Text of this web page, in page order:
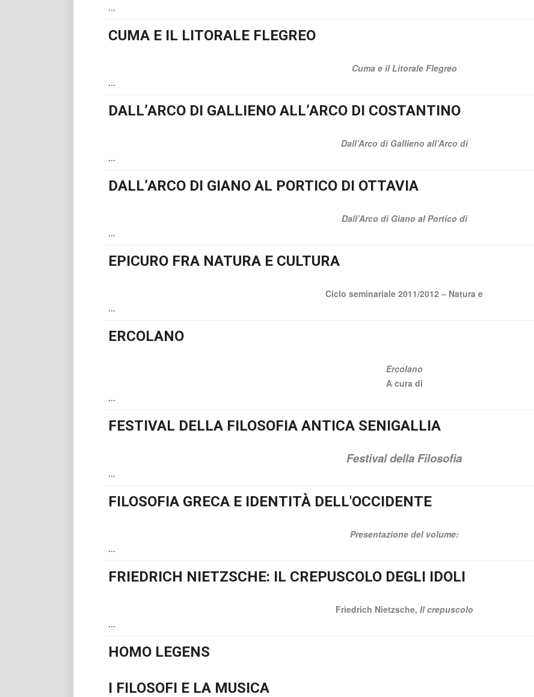
...
CUMA E IL LITORALE FLEGREO
Cuma e il Litorale Flegreo
...
DALL’ARCO DI GALLIENO ALL’ARCO DI COSTANTINO
Dall’Arco di Gallieno all’Arco di
...
DALL’ARCO DI GIANO AL PORTICO DI OTTAVIA
Dall’Arco di Giano al Portico di
...
EPICURO FRA NATURA E CULTURA
Ciclo seminariale 2011/2012 – Natura e
...
ERCOLANO
Ercolano
A cura di
...
FESTIVAL DELLA FILOSOFIA ANTICA SENIGALLIA
Festival della Filosofia
...
FILOSOFIA GRECA E IDENTITÀ DELL'OCCIDENTE
Presentazione del volume:
...
FRIEDRICH NIETZSCHE: IL CREPUSCOLO DEGLI IDOLI
Friedrich Nietzsche, Il crepuscolo
...
HOMO LEGENS
I FILOSOFI E LA MUSICA